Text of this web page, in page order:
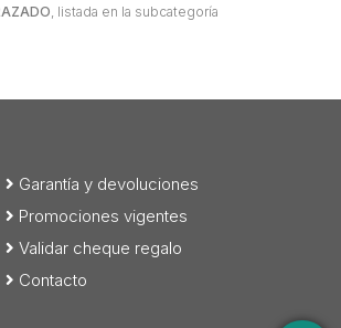
, listada en la subcategoría
Garantía y devoluciones
Promociones vigentes
Validar cheque regalo
Contacto